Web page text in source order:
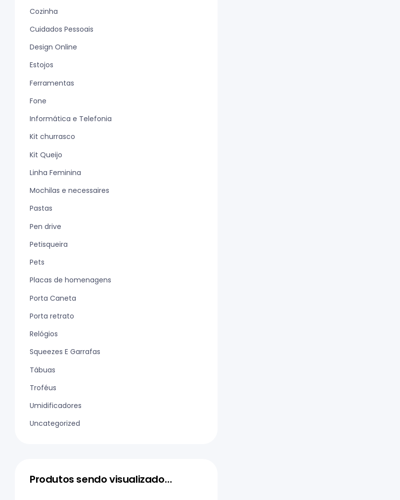
Cozinha
Cuidados Pessoais
Design Online
Estojos
Ferramentas
Fone
Informática e Telefonia
Kit churrasco
Kit Queijo
Linha Feminina
Mochilas e necessaires
Pastas
Pen drive
Petisqueira
Pets
Placas de homenagens
Porta Caneta
Porta retrato
Relógios
Squeezes E Garrafas
Tábuas
Troféus
Umidificadores
Uncategorized
Produtos sendo visualizado…